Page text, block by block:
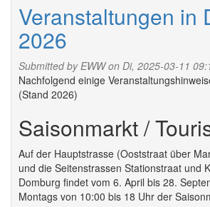
Veranstaltungen in
2026
Submitted byEWWon Di, 2025-03-11
Nachfolgend einige
(Stand 2026)
Saisonmarkt /
Auf der Hauptstrasse (Ooststraat über
und die Seitenstrassen Stationstraat und
Domburg findet vom 6. April bis 28.
Montags von 10:00 bis 18 Uhr der